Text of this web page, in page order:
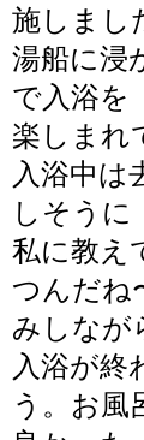
施しまし
湯船に浸
で入浴を
楽しまれ
入浴中は
しそうに
私に教え
つんだね
みしなが
入浴が終
う。お風